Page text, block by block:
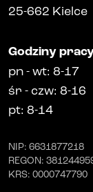
25-662 Kielce
Godziny
pn-wt: 8-17
śr - czw: 8-16
pt: 8-14
NIP: 6631877218
REGON:
KRS: 0000747790